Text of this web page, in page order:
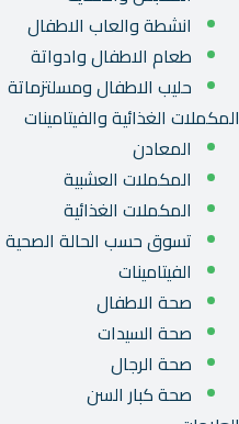
انشطة والعاب الاطفال
طعام الاطفال وادواتة
حليب الاطفال ومسلتزماتة
المكملات الغذائية والفيتامينات
المعادن
المكملات العشبية
المكملات الغذائية
تسوق حسب الحالة الصحية
الفيتامينات
صحة الاطفال
صحة السيدات
صحة الرجال
صحة كبار السن